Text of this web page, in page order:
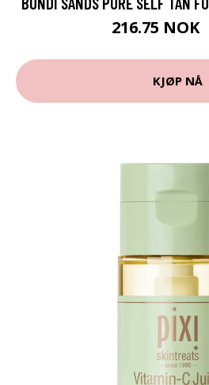
216.75 NOK
KJØP NÅ